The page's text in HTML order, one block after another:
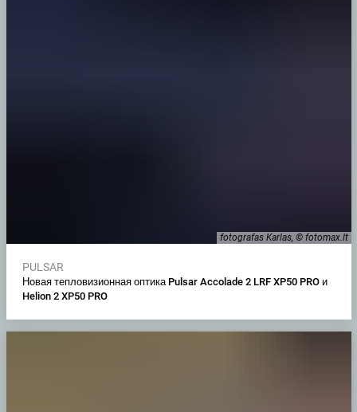
fotografas Karlas, © fotomax.lt
PULSAR
Новая тепловизионная оптика Pulsar Accolade 2 LRF XP50 PRO и
Helion 2 XP50 PRO